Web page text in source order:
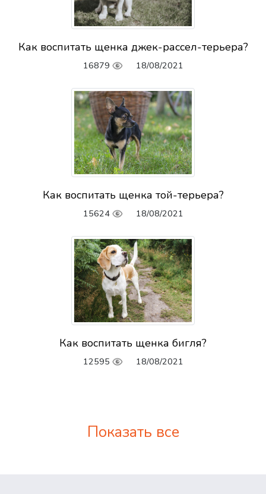
Как воспитать щенка джек-рассел-терьера?
16879 18/08/2021
Как воспитать щенка той-терьера?
15624 18/08/2021
Как воспитать щенка бигля?
12595 18/08/2021
Показать все